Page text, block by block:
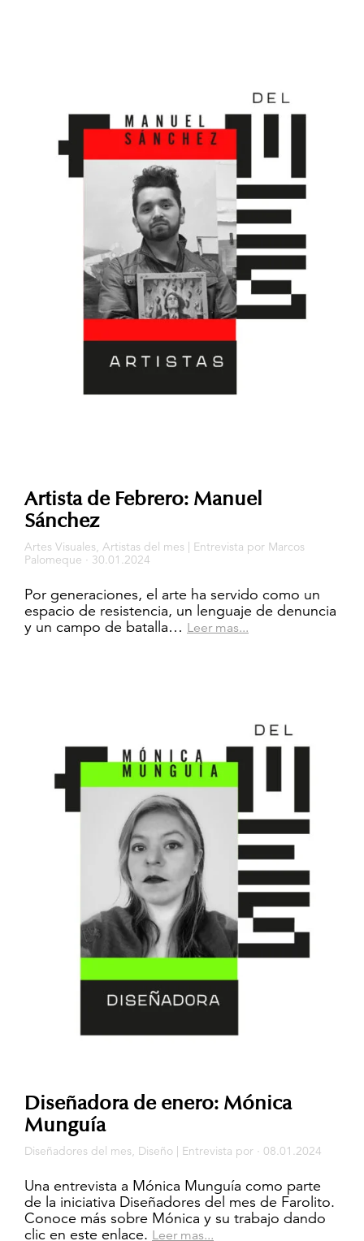
Artista de Febrero: Manuel
Sánchez
Artes Visuales, Artistas del mes | Entrevista por Marcos
Palomeque · 30.01.2024
Por generaciones, el arte ha servido como un
espacio de resistencia, un lenguaje de denuncia
y un campo de batalla… Leer mas...
Diseñadora de enero: Mónica
Munguía
Diseñadores del mes, Diseño | Entrevista por · 08.01.2024
Una entrevista a Mónica Munguía como parte
de la iniciativa Diseñadores del mes de Farolito.
Conoce más sobre Mónica y su trabajo dando
clic en este enlace. Leer mas...